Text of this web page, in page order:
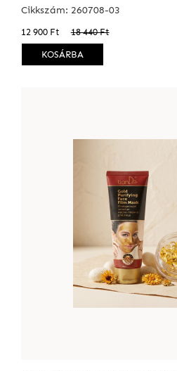
Cikkszám: 260708-03
12 900 Ft 18 440 Ft
KOSÁRBA